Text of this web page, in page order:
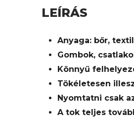
LEÍRÁS
Anyaga: bőr,
Gombok,
Könnyű
Tökéletesen
Nyomtatni csak
A tok teljes